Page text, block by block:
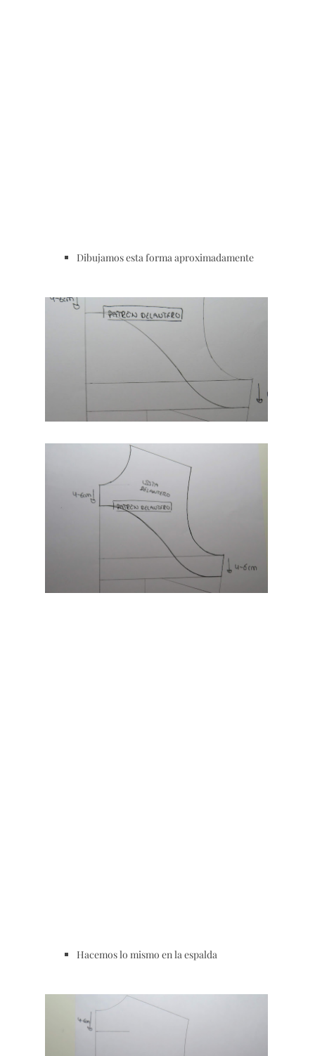
Dibujamos esta forma aproximadamente
Hacemos lo mismo en la espalda